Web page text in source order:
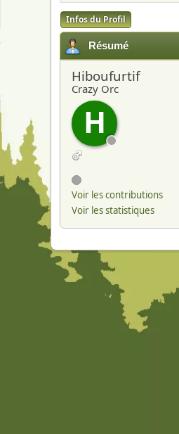
Infos du Profil
Résumé
Hiboufurtif
Crazy Orc
H
Voir les contributions
Voir les statistiques